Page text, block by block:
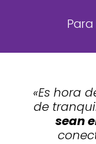
«Es hora
de
sean